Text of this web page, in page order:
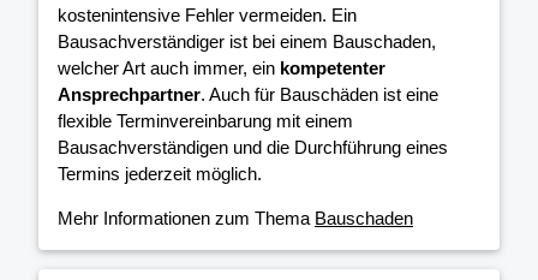
kostenintensive Fehler vermeiden. Ein
Bausachverständiger ist bei einem Bauschaden,
welcher Art auch immer, ein kompetenter
Ansprechpartner. Auch für Bauschäden ist eine
flexible Terminvereinbarung mit einem
Bausachverständigen und die Durchführung eines
Termins jederzeit möglich.
Mehr Informationen zum Thema Bauschaden